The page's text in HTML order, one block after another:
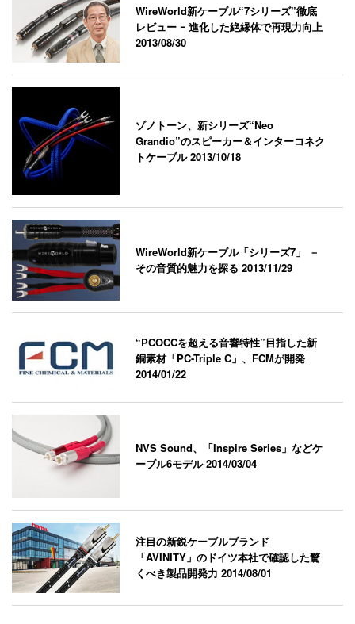
WireWorld新ケーブル“7シリーズ”徹底
レビュー ｰ 進化した絶縁体で再現力向上
2013/08/30
ゾノトーン、新シリーズ“Neo
Grandio”のスピーカー＆インターコネク
トケーブル2013/10/18
WireWorld新ケーブル「シリーズ7」 －
その音質的魅力を探る2013/11/29
“PCOCCを超える音響特性”目指した新
銅素材「PC-Triple C」、FCMが開発
2014/01/22
NVS Sound、「Inspire Series」などケ
ーブル6モデル2014/03/04
注目の新鋭ケーブルブランド
「AVINITY」のドイツ本社で確認した驚
くべき製品開発力2014/08/01